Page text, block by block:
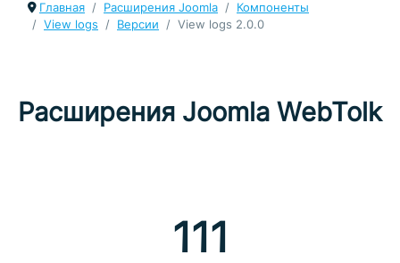
Главная Расширения Joomla
Компоненты
View logs
Версии View logs 2.0.0
Расширения Joomla WebTolk
111